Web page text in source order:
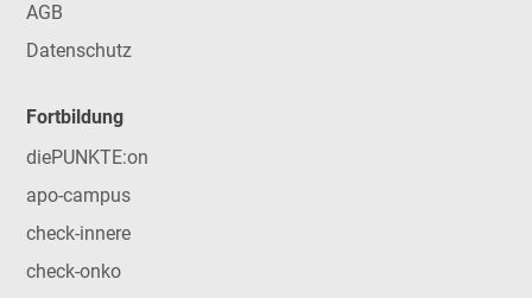
AGB
Datenschutz
Fortbildung
diePUNKTE:on
apo-campus
check-innere
check-onko